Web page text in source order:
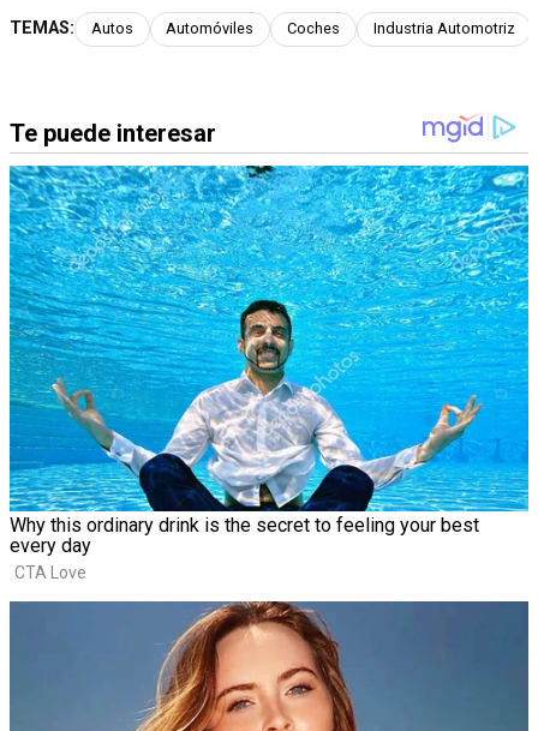
TEMAS: Autos Automóviles Coches Industria Automotriz